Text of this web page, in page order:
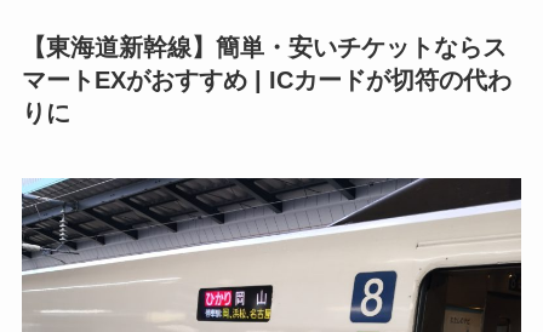
【東海道新幹線】簡単・安いチケットならス
マートEXがおすすめ | ICカードが切符の代わ
りに